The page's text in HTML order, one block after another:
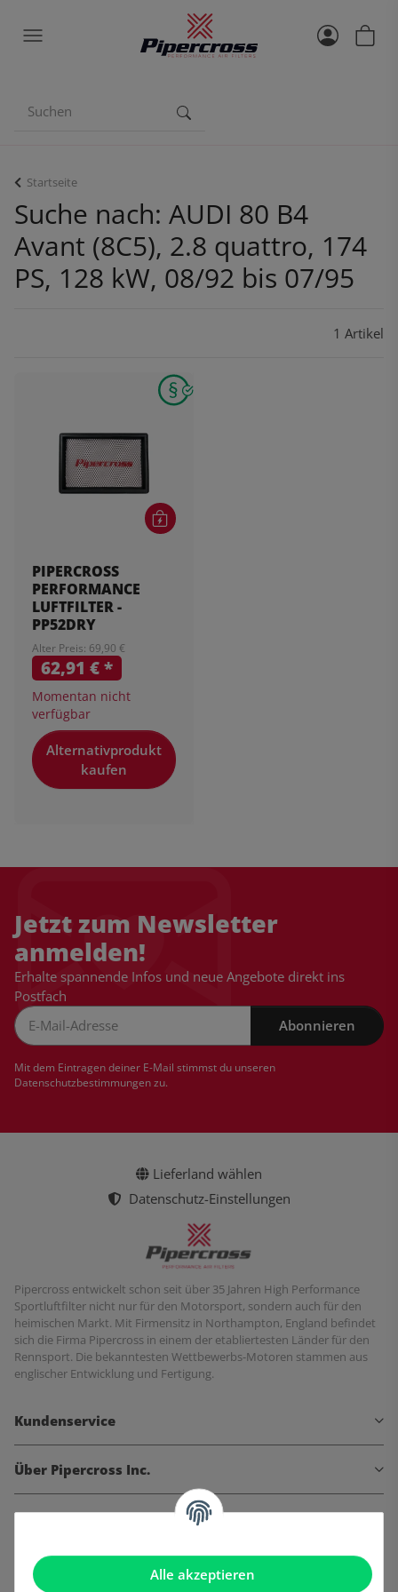
Alle akzeptieren
Startseite
Suche nach: AUDI 80 B4
Avant (8C5), 2.8 quattro, 174
PS, 128 kW, 08/92 bis 07/95
1 Artikel
PIPERCROSS
PERFORMANCE
LUFTFILTER -
PP52DRY
Alter Preis: 69,90 €
62,91 €*
Momentan nicht
verfügbar
Alternativprodukt
kaufen
Jetzt zum Newsletter
anmelden!
Erhalte spannende Infos und neue Angebote direkt ins
Postfach
Abonnieren
Mit dem Eintragen deiner E-Mail stimmst du unseren
Datenschutzbestimmungenzu.
Lieferland wählen
Datenschutz-Einstellungen
Pipercross entwickelt schon seit über 35 Jahren High Performance
Sportluftfilter nicht nur für den Motorsport, sondern auch für den
heimischen Markt. Mit Firmensitz in Northampton, England befindet
sich die Firma Pipercross in einem der etabliertesten Länder für den
Rennsport. Die bekanntesten Wettbewerbs-Motoren stammen aus
englischer Entwicklung und Fertigung.
Kundenservice
Über Pipercross Inc.
Informationen
Gesetzliche Informationen